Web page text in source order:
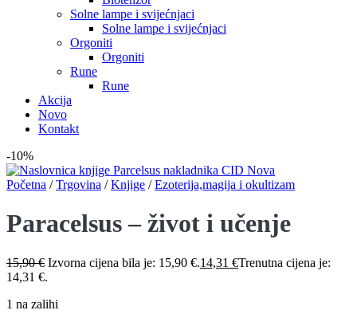
Solne lampe i svijećnjaci
Solne lampe i svijećnjaci
Orgoniti
Orgoniti
Rune
Rune
Akcija
Novo
Kontakt
-10%
Početna / Trgovina / Knjige / Ezoterija,magija i okultizam
Paracelsus – život i učenje
15,90€ Izvorna cijena bila je: 15,90 €.14,31 €Trenutna cijena je:
14,31 €.
1 na zalihi